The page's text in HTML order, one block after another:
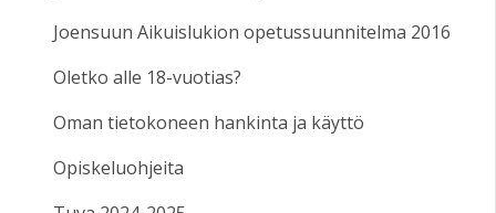
Joensuun Aikuislukion opetussuunnitelma 2016
Oletko alle 18-vuotias?
Oman tietokoneen hankinta ja käyttö
Opiskeluohjeita